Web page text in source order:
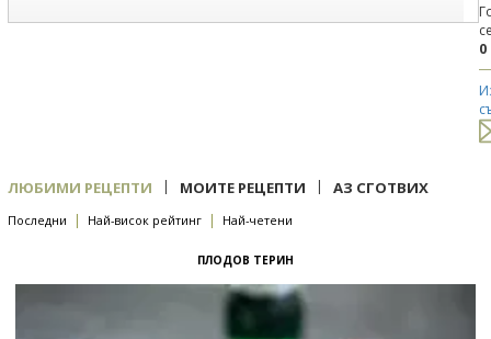
0
ЛЮБИМИ РЕЦЕПТИ | МОИТЕ РЕЦЕПТИ | АЗ СГОТВИХ
Последни | Най-висок рейтинг | Най-четени
ПЛОДОВ ТЕРИН